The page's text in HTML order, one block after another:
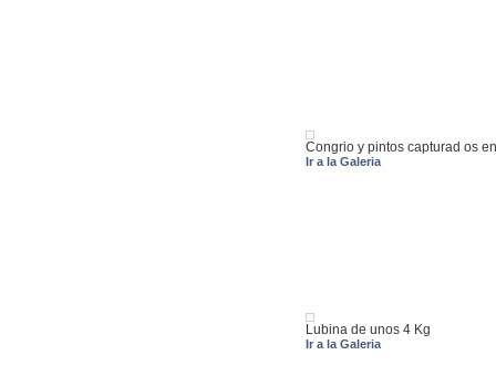
Congrio y pintos capturad os
Ir a la Galeria
Lubina de unos 4 Kg
Ir a la Galeria